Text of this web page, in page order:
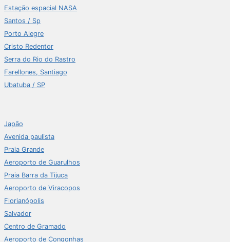
Estação espacial NASA
Santos / Sp
Porto Alegre
Cristo Redentor
Serra do Rio do Rastro
Farellones, Santiago
Ubatuba / SP
Japão
Avenida paulista
Praia Grande
Aeroporto de Guarulhos
Praia Barra da Tijuca
Aeroporto de Viracopos
Florianópolis
Salvador
Centro de Gramado
Aeroporto de Congonhas